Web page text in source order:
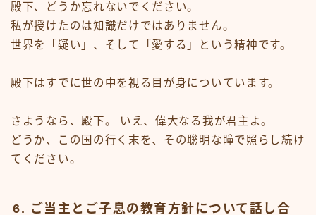
殿下、どうか忘れないでください。
私が授けたのは知識だけではありません。
世界を「疑い」、そして「愛する」という精神です。
殿下はすでに世の中を視る目が身についています。
さようなら、殿下。 いえ、偉大なる我が君主よ。
どうか、この国の行く末を、その聡明な瞳で照らし続け
てください。
6. ご当主とご子息の教育方針について話し合